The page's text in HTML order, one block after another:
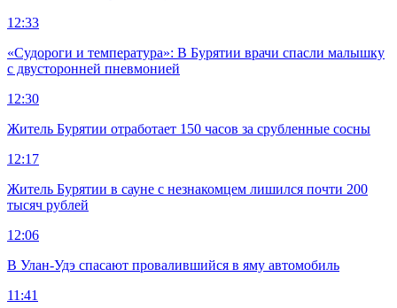
12:33
«Судороги и температура»: В Бурятии врачи спасли малышку
с двусторонней пневмонией
12:30
Житель Бурятии отработает 150 часов за срубленные сосны
12:17
Житель Бурятии в сауне с незнакомцем лишился почти 200
тысяч рублей
12:06
В Улан-Удэ спасают провалившийся в яму автомобиль
11:41